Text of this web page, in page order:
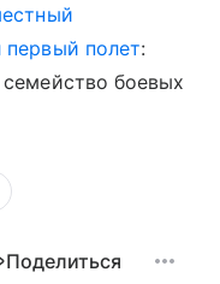
полет:
боевых
Поделиться